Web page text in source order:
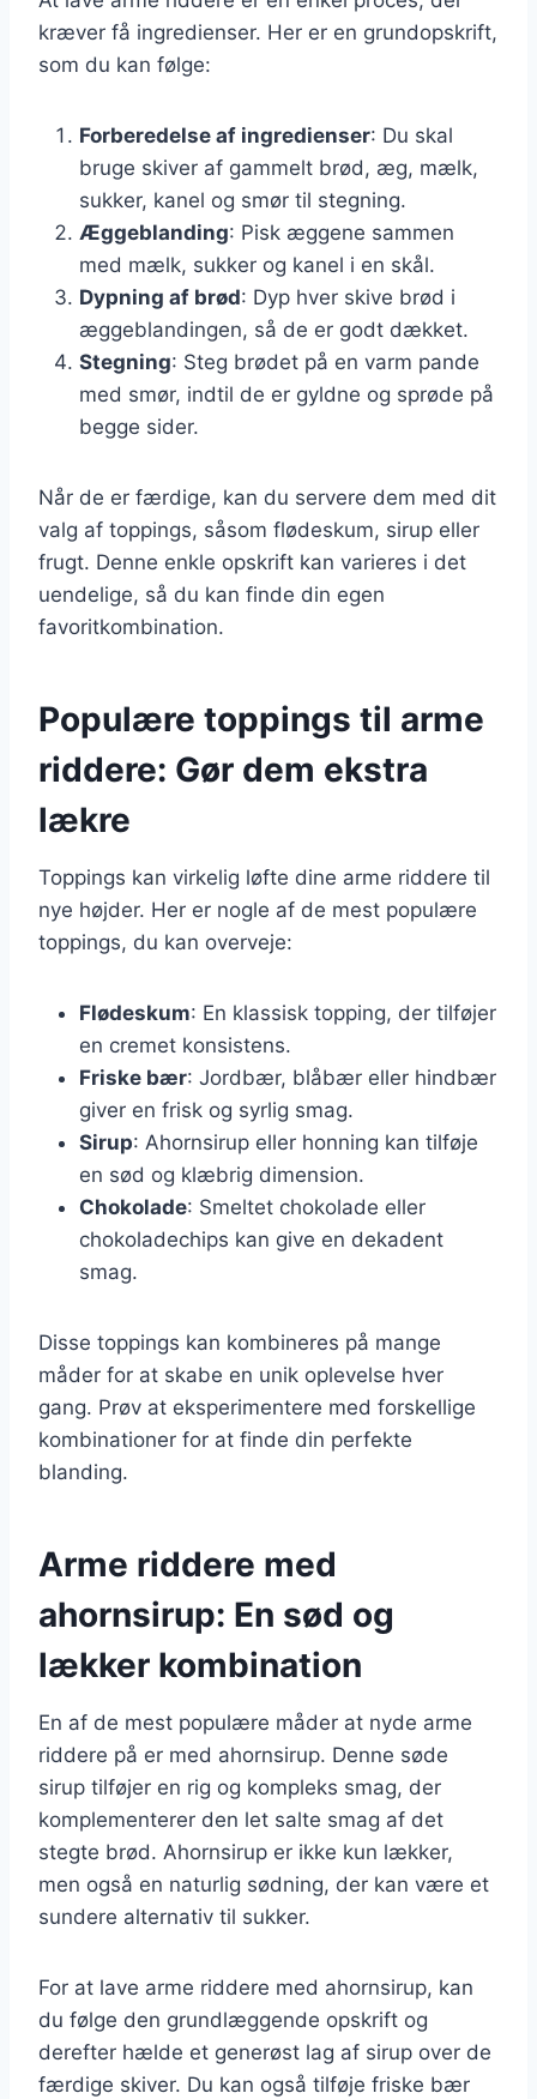
kræver få ingredienser. Her er en grundopskrift,
som du kan følge:
Forberedelse af ingredienser: Du skal
bruge skiver af gammelt brød, æg, mælk,
sukker, kanel og smør til stegning.
Æggeblanding: Pisk æggene sammen
med mælk, sukker og kanel i en skål.
Dypning af brød: Dyp hver skive brød i
æggeblandingen, så de er godt dækket.
Stegning: Steg brødet på en varm pande
med smør, indtil de er gyldne og sprøde på
begge sider.
Når de er færdige, kan du servere dem med dit
valg af toppings, såsom flødeskum, sirup eller
frugt. Denne enkle opskrift kan varieres i det
uendelige, så du kan finde din egen
favoritkombination.
Populære toppings til arme
riddere: Gør dem ekstra
lækre
Toppings kan virkelig løfte dine arme riddere til
nye højder. Her er nogle af de mest populære
toppings, du kan overveje:
Flødeskum: En klassisk topping, der tilføjer
en cremet konsistens.
Friske bær: Jordbær, blåbær eller hindbær
giver en frisk og syrlig smag.
Sirup: Ahornsirup eller honning kan tilføje
en sød og klæbrig dimension.
Chokolade: Smeltet chokolade eller
chokoladechips kan give en dekadent
smag.
Disse toppings kan kombineres på mange
måder for at skabe en unik oplevelse hver
gang. Prøv at eksperimentere med forskellige
kombinationer for at finde din perfekte
blanding.
Arme riddere med
ahornsirup: En sød og
lækker kombination
En af de mest populære måder at nyde arme
riddere på er med ahornsirup. Denne søde
sirup tilføjer en rig og kompleks smag, der
komplementerer den let salte smag af det
stegte brød. Ahornsirup er ikke kun lækker,
men også en naturlig sødning, der kan være et
sundere alternativ til sukker.
For at lave arme riddere med ahornsirup, kan
du følge den grundlæggende opskrift og
derefter hælde et generøst lag af sirup over de
færdige skiver. Du kan også tilføje friske bær